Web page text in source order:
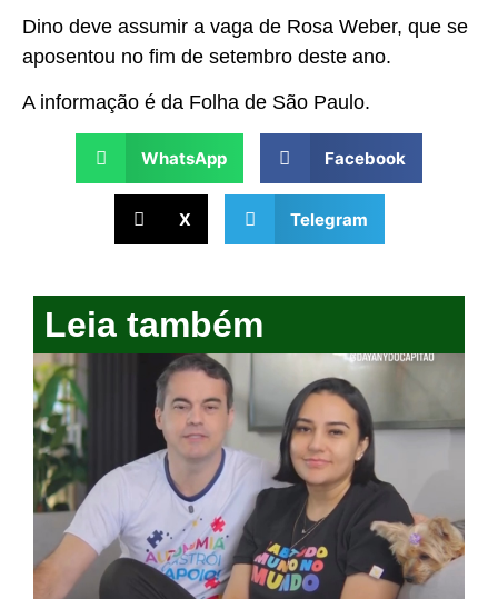
Dino deve assumir a vaga de Rosa Weber, que se
aposentou no fim de setembro deste ano.
A informação é da Folha de São Paulo.
WhatsApp Facebook
X Telegram
Leia também